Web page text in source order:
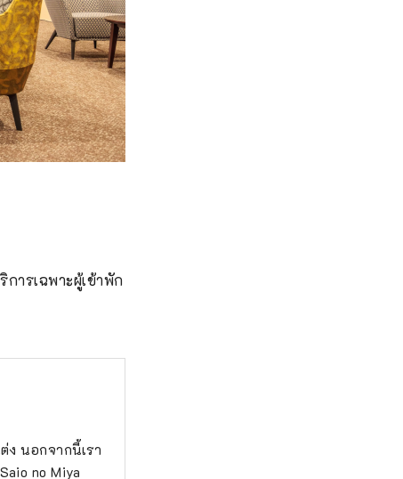
ารเฉพาะผู้เข้าพัก
ง นอกจากนี้เรา
no Miya